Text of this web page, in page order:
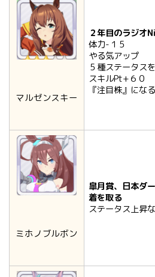
マルゼンスキー
２年目のラジオ
体力-１５
やる気アップ
５種ステータス
スキルPt+６０
『注目株』になる
ミホノブルボン
皐月賞、日本ダ
着を取る
ステータス上昇